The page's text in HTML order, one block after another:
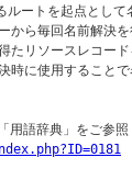
ートを起点として
ら毎回名前解決を
たリソースレコー
時に使用すること
用語辞典」をご参照